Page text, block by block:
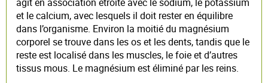
et le calcium, avec lesquels il doit rester en équilibre
dans l’organisme. Environ la moitié du magnésium
corporel se trouve dans les os et les dents, tandis que le
reste est localisé dans les muscles, le foie et d’autres
tissus mous. Le magnésium est éliminé par les reins.